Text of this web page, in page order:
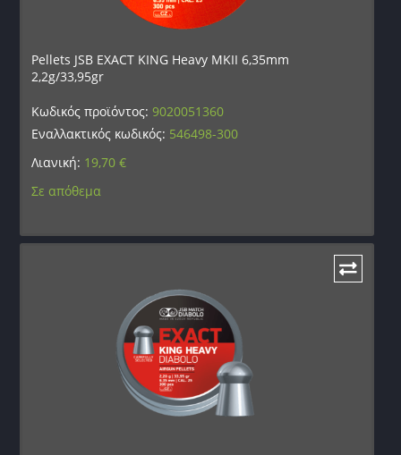
Pellets JSB EXACT KING Heavy MKII 6,35mm
2,2g/33,95gr
Κωδικός προϊόντος:9020051360
Εναλλακτικός κωδικός: 546498-300
Λιανική: 19,70€
Σε απόθεμα